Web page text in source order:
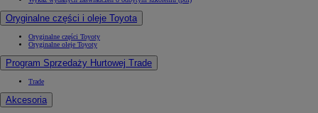
Oryginalne części i oleje Toyota
Oryginalne części Toyoty
Oryginalne oleje Toyoty
Program Sprzedaży Hurtowej Trade
Trade
Akcesoria